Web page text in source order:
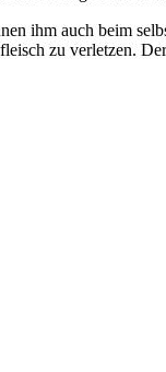
ihm auch beim
zu verletzen.